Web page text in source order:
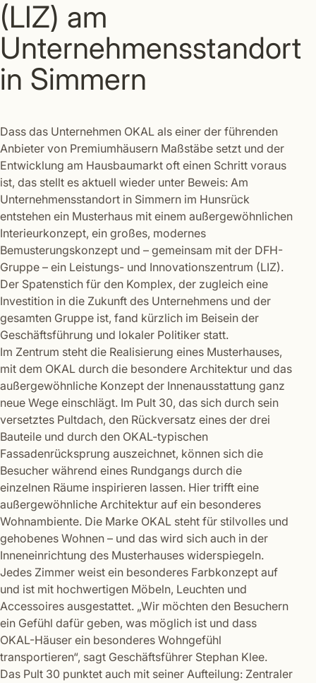
(LIZ) am
Unternehmensstandort
in Simmern
Dass das Unternehmen OKAL als einer der führenden
Anbieter von Premiumhäusern Maßstäbe setzt und der
Entwicklung am Hausbaumarkt oft einen Schritt voraus
ist, das stellt es aktuell wieder unter Beweis: Am
Unternehmensstandort in Simmern im Hunsrück
entstehen ein Musterhaus mit einem außergewöhnlichen
Interieurkonzept, ein großes, modernes
Bemusterungskonzept und – gemeinsam mit der DFH-
Gruppe – ein Leistungs- und Innovationszentrum (LIZ).
Der Spatenstich für den Komplex, der zugleich eine
Investition in die Zukunft des Unternehmens und der
gesamten Gruppe ist, fand kürzlich im Beisein der
Geschäftsführung und lokaler Politiker statt.
Im Zentrum steht die Realisierung eines Musterhauses,
mit dem OKAL durch die besondere Architektur und das
außergewöhnliche Konzept der Innenausstattung ganz
neue Wege einschlägt. Im Pult 30, das sich durch sein
versetztes Pultdach, den Rückversatz eines der drei
Bauteile und durch den OKAL-typischen
Fassadenrücksprung auszeichnet, können sich die
Besucher während eines Rundgangs durch die
einzelnen Räume inspirieren lassen. Hier trifft eine
außergewöhnliche Architektur auf ein besonderes
Wohnambiente. Die Marke OKAL steht für stilvolles und
gehobenes Wohnen – und das wird sich auch in der
Inneneinrichtung des Musterhauses widerspiegeln.
Jedes Zimmer weist ein besonderes Farbkonzept auf
und ist mit hochwertigen Möbeln, Leuchten und
Accessoires ausgestattet. „Wir möchten den Besuchern
ein Gefühl dafür geben, was möglich ist und dass
OKAL-Häuser ein besonderes Wohngefühl
transportieren“, sagt Geschäftsführer Stephan Klee.
Das Pult 30 punktet auch mit seiner Aufteilung: Zentraler